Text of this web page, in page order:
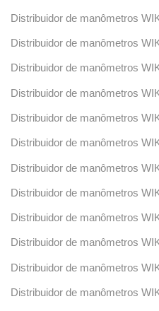
Distribuidor de manômetros
Distribuidor de manômetros
Distribuidor de manômetros
Distribuidor de manômetros
Distribuidor de manômetros
Distribuidor de manômetros
Distribuidor de manômetros
Distribuidor de manômetros
Distribuidor de manômetros
Distribuidor de manômetros
Distribuidor de manômetros
Distribuidor de manômetros